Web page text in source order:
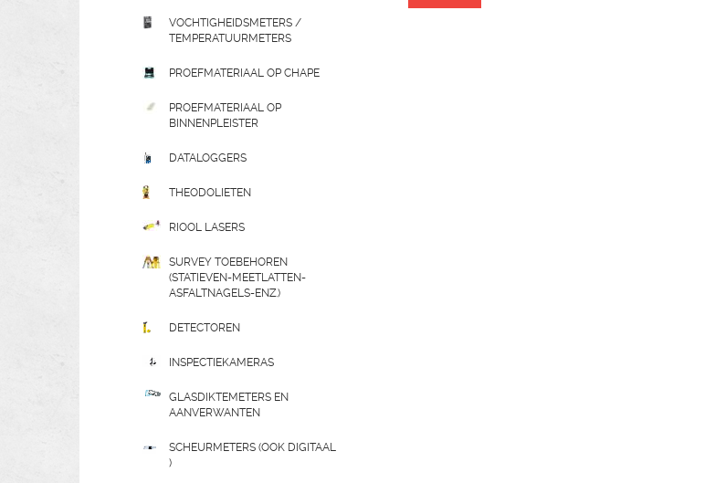
VOCHTIGHEIDSMETERS /
TEMPERATUURMETERS
PROEFMATERIAAL OP CHAPE
PROEFMATERIAAL OP
BINNENPLEISTER
DATALOGGERS
THEODOLIETEN
RIOOL LASERS
SURVEY TOEBEHOREN
(STATIEVEN-MEETLATTEN-
ASFALTNAGELS-ENZ.)
DETECTOREN
INSPECTIEKAMERAS
GLASDIKTEMETERS EN
AANVERWANTEN
SCHEURMETERS (OOK DIGITAAL
)